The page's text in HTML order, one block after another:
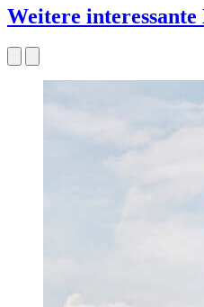
Weitere interessante